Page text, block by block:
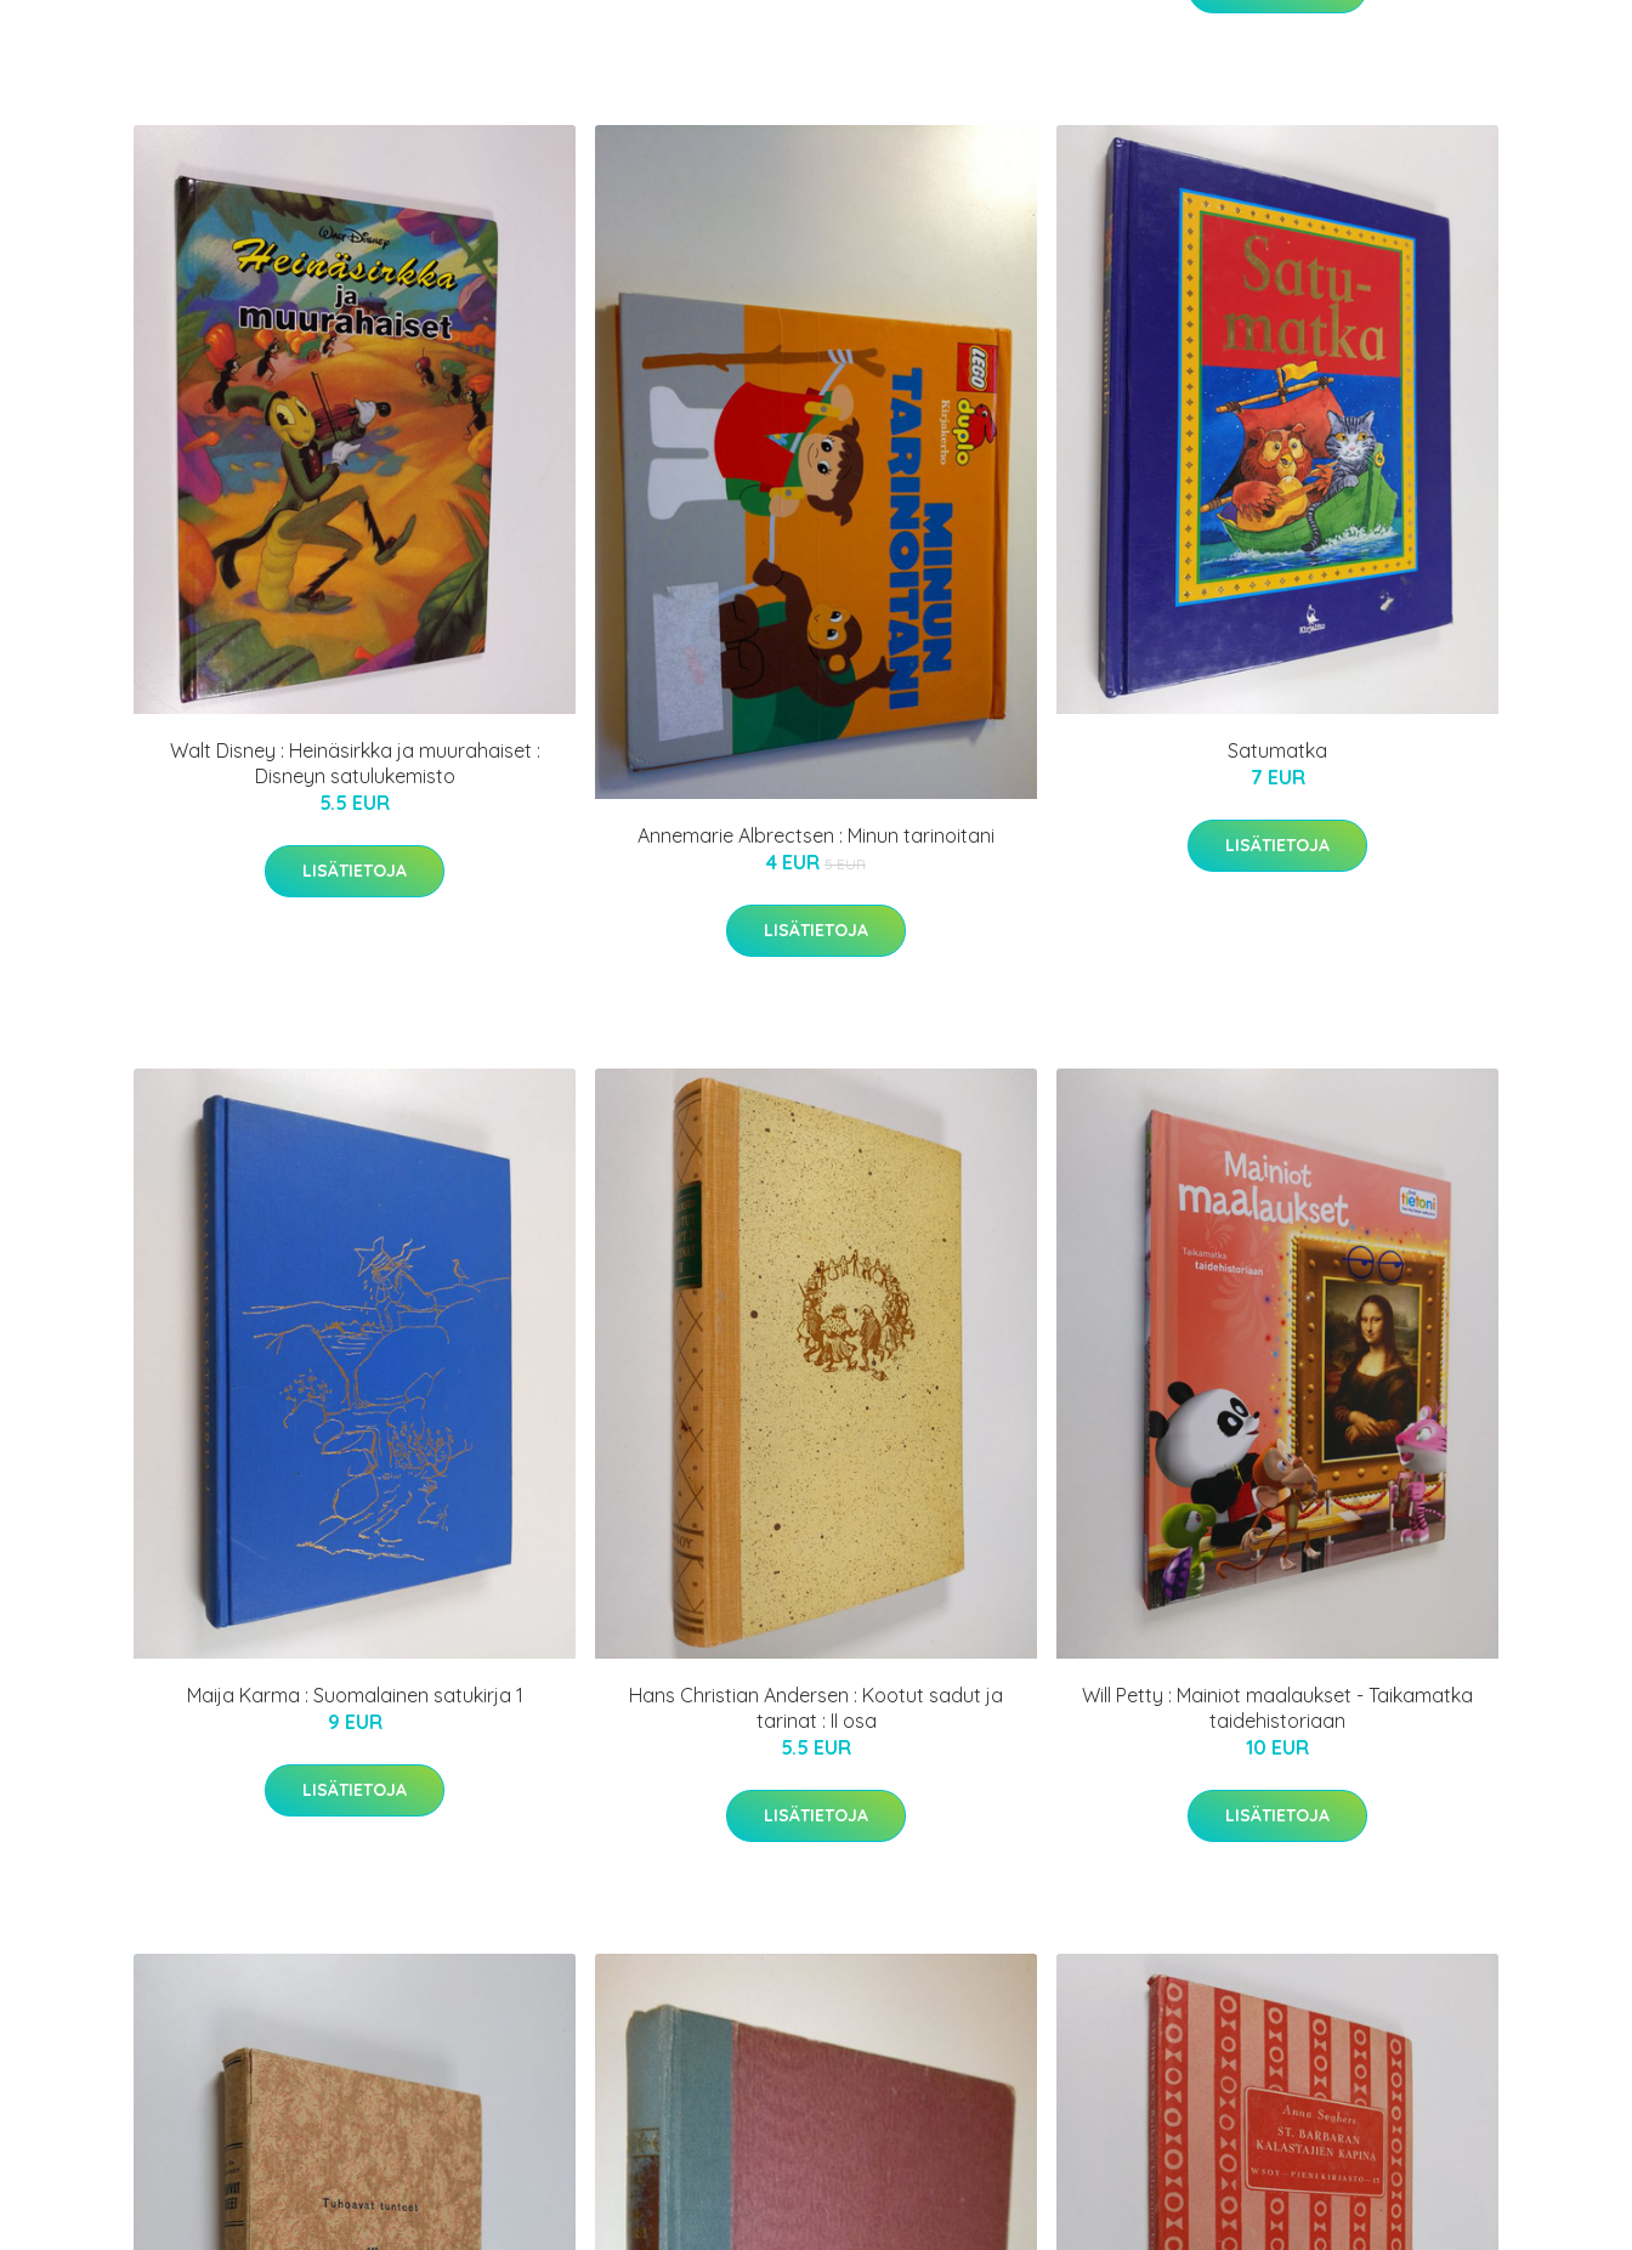
Walt Disney : Heinäsirkka ja muurahaiset :
Disneyn satulukemisto
5.5 EUR
LISÄTIETOJA
Annemarie Albrectsen : Minun tarinoitani
4 EUR 5 EUR
LISÄTIETOJA
Satumatka
7 EUR
LISÄTIETOJA
Maija Karma : Suomalainen satukirja 1
9 EUR
LISÄTIETOJA
Hans Christian Andersen : Kootut sadut ja
tarinat : II osa
5.5 EUR
LISÄTIETOJA
Will Petty : Mainiot maalaukset - Taikamatka
taidehistoriaan
10 EUR
LISÄTIETOJA